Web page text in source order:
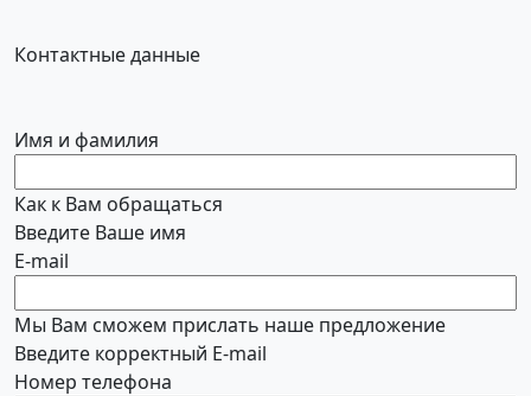
Контактные данные
Имя и фамилия
Как к Вам обращаться
Введите Ваше имя
E-mail
Мы Вам сможем прислать наше предложение
Введите корректный E-mail
Номер телефона